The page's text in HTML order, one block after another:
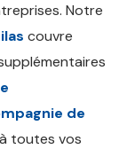
Notre
couvre
de
toutes vos